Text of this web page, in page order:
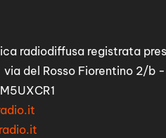
radiodiffusa registrata
del Rosso Fiorentino 2/b